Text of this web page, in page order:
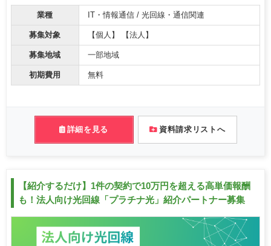
業種 IT・情報通信 / 光回線・通信関連
募集対象 【個人】 【法人】
募集地域 一部地域
初期費用 無料
詳細を見る 資料請求リストへ
【紹介するだけ】1件の契約で10万円を超える高単価報酬
も！法人向け光回線「プラチナ光」紹介パートナー募集